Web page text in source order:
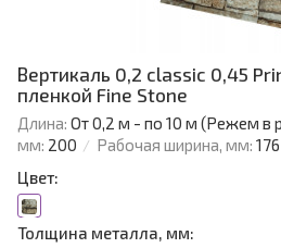
Вертикаль 0,2 classic 0,45
пленкой Fine Stone
Длина: От 0,2 м - по 10 м (Режем в
мм: 200 Рабочая ширина, мм: 176
Цвет:
Толщина металла, мм: